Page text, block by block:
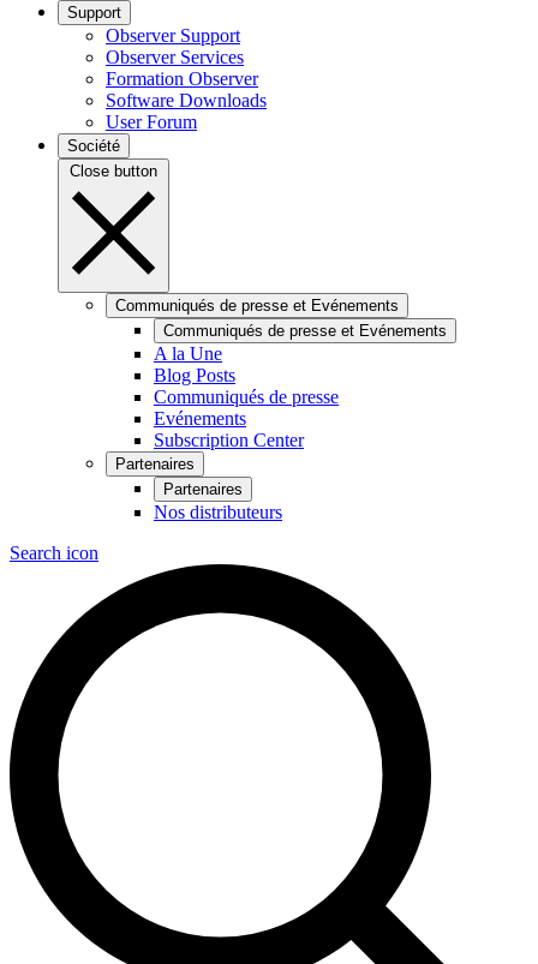
Support
Observer Support
Observer Services
Formation Observer
Software Downloads
User Forum
Société
Close button
Communiqués de presse et Evénements
Communiqués de presse et Evénements
A la Une
Blog Posts
Communiqués de presse
Evénements
Subscription Center
Partenaires
Partenaires
Nos distributeurs
Search icon